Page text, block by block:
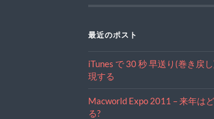
最近のポスト
iTunes で 30 秒 早送り(巻き戻
現する
Macworld Expo 2011 – 来年は
る?